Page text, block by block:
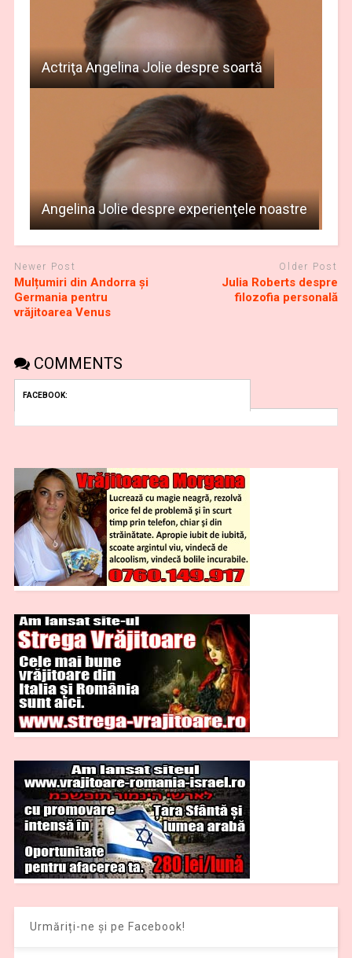
Actriţa Angelina Jolie despre soartă
Angelina Jolie despre experienţele noastre
Newer Post
Mulțumiri din Andorra și
Germania pentru
vrăjitoarea Venus
Older Post
Julia Roberts despre
filozofia personală
COMMENTS
FACEBOOK:
Urmăriți-ne și pe Facebook!